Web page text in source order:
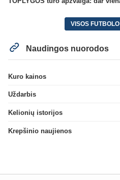
VISOS
Naudingos nuorodos
Kuro kainos
Uždarbis
Kelionių istorijos
Krepšinio naujienos